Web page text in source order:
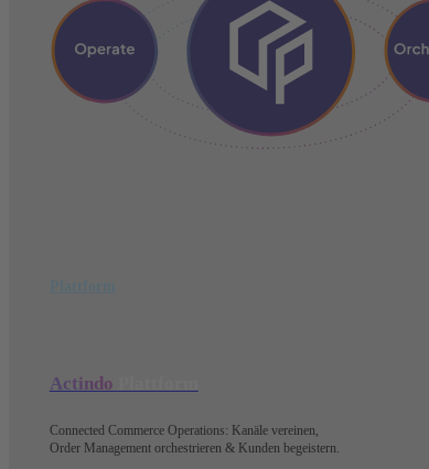
Actindo
Connected Commerce Operations: Kanäle vereinen,
Order Management orchestrieren & Kunden begeistern.